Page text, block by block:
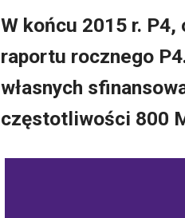
W końcu 2015 r.
raportu rocznego
własnych
częstotliwości 800